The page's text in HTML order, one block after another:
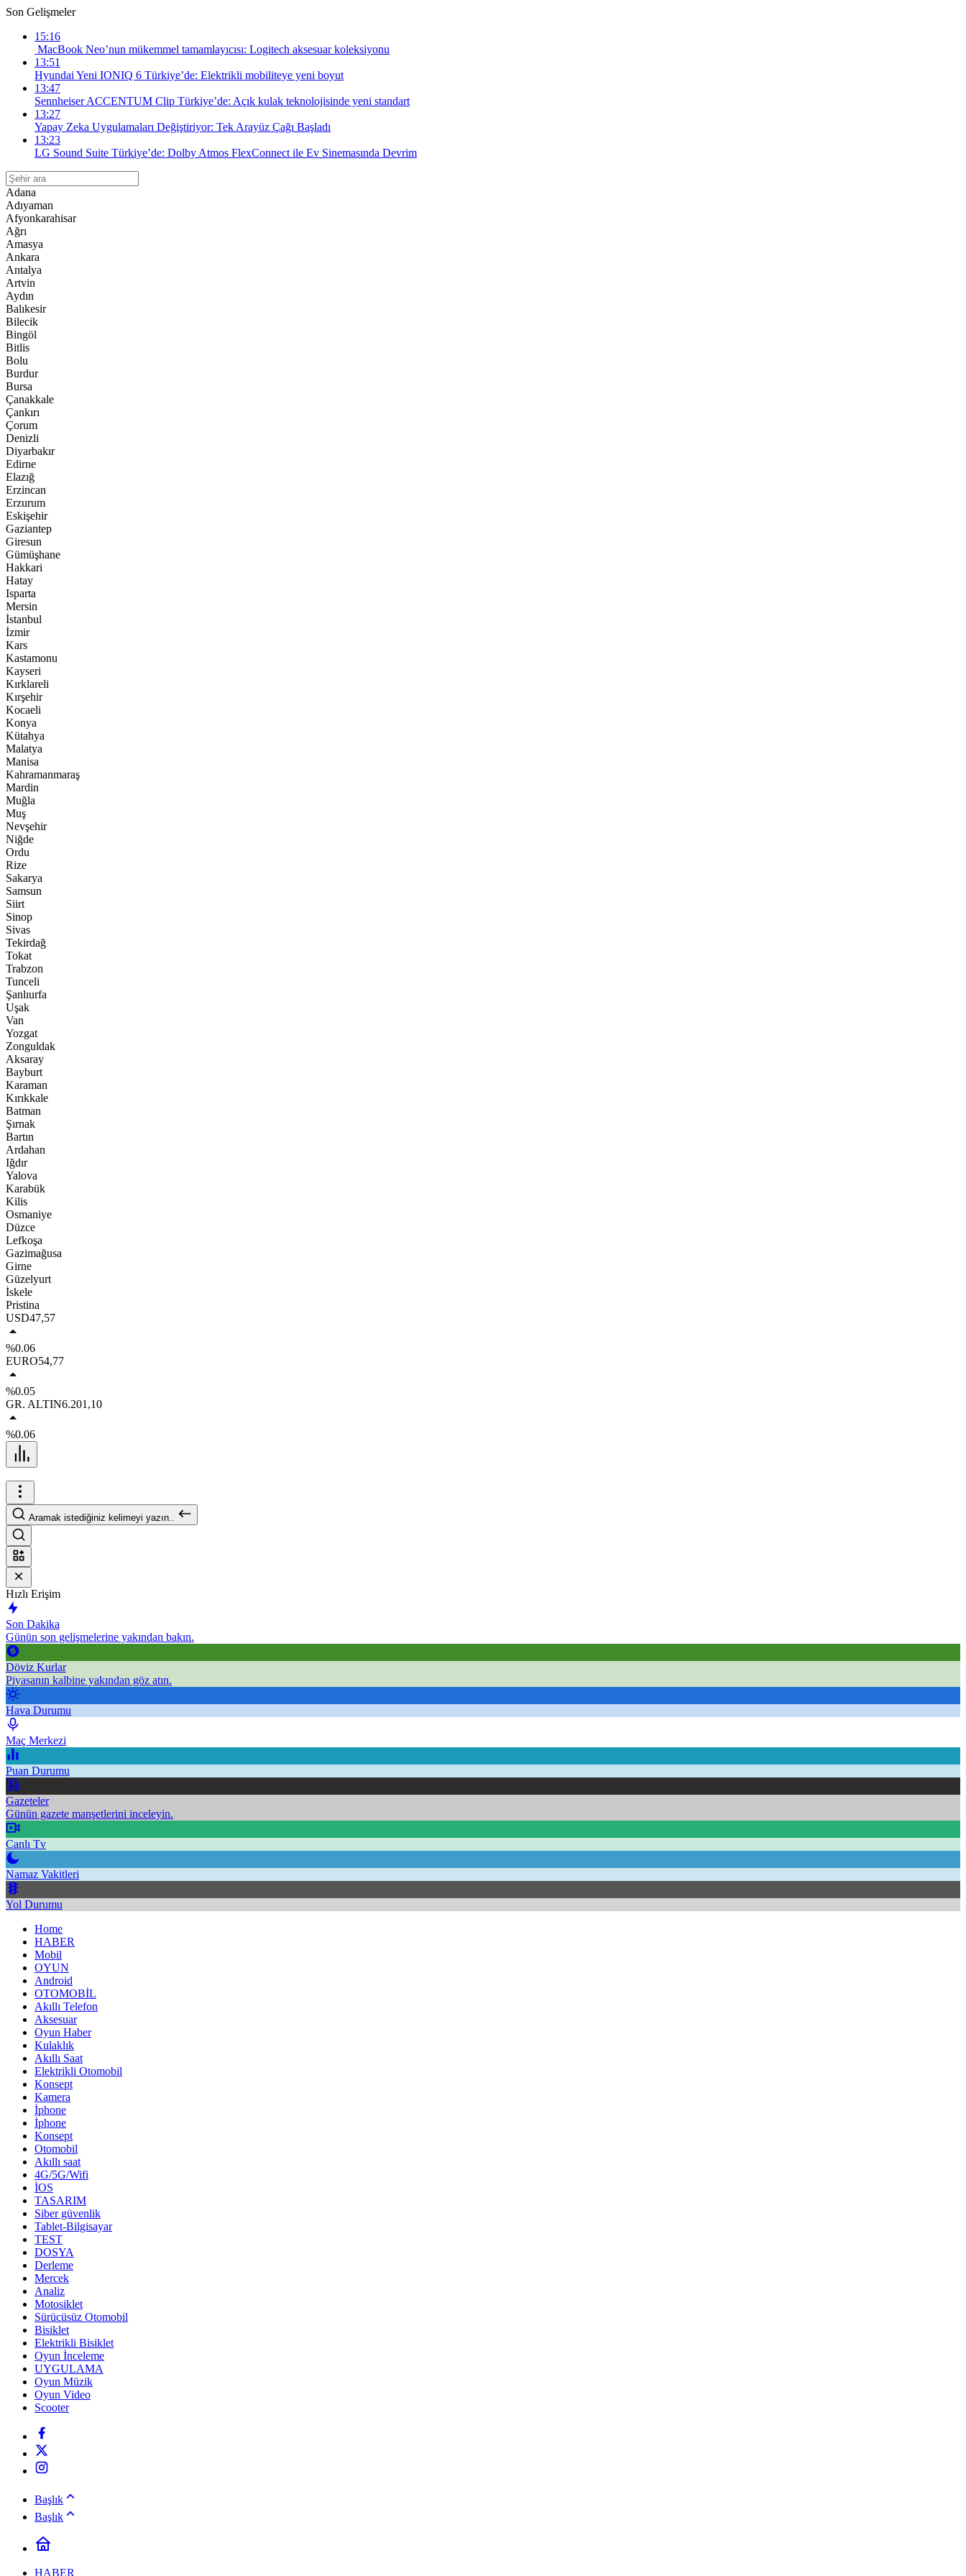
Son Gelişmeler
15:16
MacBook Neo’nun mükemmel tamamlayıcısı: Logitech aksesuar koleksiyonu
13:51
Hyundai Yeni IONIQ 6 Türkiye’de: Elektrikli mobiliteye yeni boyut
13:47
Sennheiser ACCENTUM Clip Türkiye’de: Açık kulak teknolojisinde yeni standart
13:27
Yapay Zeka Uygulamaları Değiştiriyor: Tek Arayüz Çağı Başladı
13:23
LG Sound Suite Türkiye’de: Dolby Atmos FlexConnect ile Ev Sinemasında Devrim
Adana
Adıyaman
Afyonkarahisar
Ağrı
Amasya
Ankara
Antalya
Artvin
Aydın
Balıkesir
Bilecik
Bingöl
Bitlis
Bolu
Burdur
Bursa
Çanakkale
Çankırı
Çorum
Denizli
Diyarbakır
Edirne
Elazığ
Erzincan
Erzurum
Eskişehir
Gaziantep
Giresun
Gümüşhane
Hakkari
Hatay
Isparta
Mersin
İstanbul
İzmir
Kars
Kastamonu
Kayseri
Kırklareli
Kırşehir
Kocaeli
Konya
Kütahya
Malatya
Manisa
Kahramanmaraş
Mardin
Muğla
Muş
Nevşehir
Niğde
Ordu
Rize
Sakarya
Samsun
Siirt
Sinop
Sivas
Tekirdağ
Tokat
Trabzon
Tunceli
Şanlıurfa
Uşak
Van
Yozgat
Zonguldak
Aksaray
Bayburt
Karaman
Kırıkkale
Batman
Şırnak
Bartın
Ardahan
Iğdır
Yalova
Karabük
Kilis
Osmaniye
Düzce
Lefkoşa
Gazimağusa
Girne
Güzelyurt
İskele
Pristina
USD47,57
%0.06
EURO54,77
%0.05
GR. ALTIN6.201,10
%0.06
Aramak istediğiniz kelimeyi yazın..
Hızlı Erişim
Son Dakika
Günün son gelişmelerine yakından bakın.
Döviz Kurlar
Piyasanın kalbine yakından göz atın.
Hava Durumu
Maç Merkezi
Puan Durumu
Gazeteler
Günün gazete manşetlerini inceleyin.
Canlı Tv
Namaz Vakitleri
Yol Durumu
Home
HABER
Mobil
OYUN
Android
OTOMOBİL
Akıllı Telefon
Aksesuar
Oyun Haber
Kulaklık
Akıllı Saat
Elektrikli Otomobil
Konsept
Kamera
İphone
İphone
Konsept
Otomobil
Akıllı saat
4G/5G/Wifi
İOS
TASARIM
Siber güvenlik
Tablet-Bilgisayar
TEST
DOSYA
Derleme
Mercek
Analiz
Motosiklet
Sürücüsüz Otomobil
Bisiklet
Elektrikli Bisiklet
Oyun İnceleme
UYGULAMA
Oyun Müzik
Oyun Video
Scooter
Başlık
Başlık
HABER